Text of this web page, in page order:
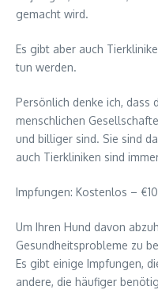
gemacht wird.
Es gibt aber auch
tun werden.
Persönlich denke ich, dass
menschlichen
und billiger sind. Sie sind
auch Tierkliniken sind
Impfungen: Kostenlos –
Um Ihren Hund davon
Gesundheitsprobleme zu
Es gibt einige Impfungen,
andere, die häufiger